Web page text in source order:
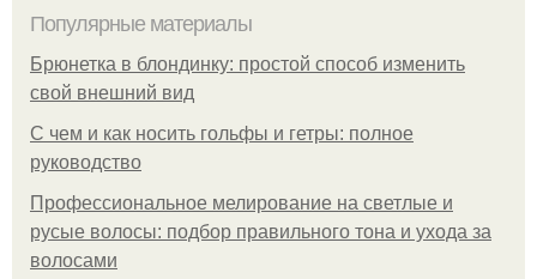
Популярные материалы
Брюнетка в блондинку: простой способ изменить
свой внешний вид
С чем и как носить гольфы и гетры: полное
руководство
Профессиональное мелирование на светлые и
русые волосы: подбор правильного тона и ухода за
волосами